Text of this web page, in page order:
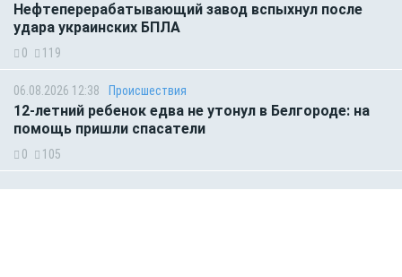
Нефтеперерабатывающий завод вспыхнул после
удара украинских БПЛА
0 119
06.08.2026 12:38 Происшествия
12-летний ребенок едва не утонул в Белгороде: на
помощь пришли спасатели
0 105